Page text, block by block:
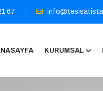
67
KURUMSAL